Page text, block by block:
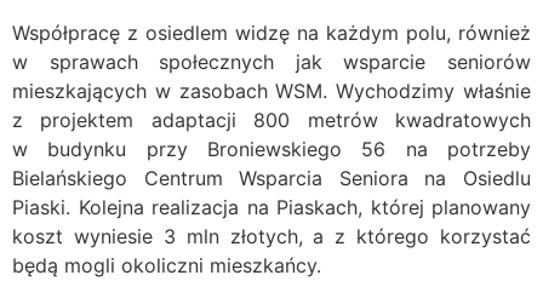
Współpracę z osiedlem widzę na każdym polu, również
w sprawach społecznych jak wsparcie seniorów
mieszkających w zasobach WSM. Wychodzimy właśnie
z projektem adaptacji 800 metrów kwadratowych
w budynku przy Broniewskiego 56 na potrzeby
Bielańskiego Centrum Wsparcia Seniora na Osiedlu
Piaski. Kolejna realizacja na Piaskach, której planowany
koszt wyniesie 3 mln złotych, a z którego korzystać
będą mogli okoliczni mieszkańcy.